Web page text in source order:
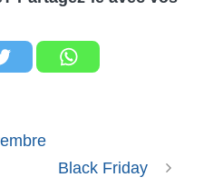
Black Friday